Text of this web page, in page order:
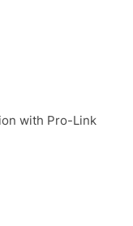
with Pro-Link